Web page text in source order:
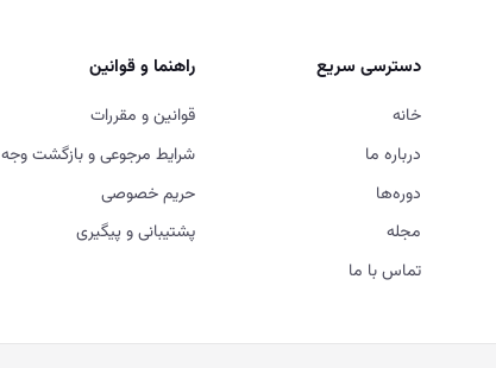
دسترسی سریع
خانه
درباره ما
دوره‌ها
مجله
تماس با ما
راهنما و قوانین
قوانین و مقررات
شرایط مرجوعی و بازگشت وجه
حریم خصوصی
پشتیبانی و پیگیری